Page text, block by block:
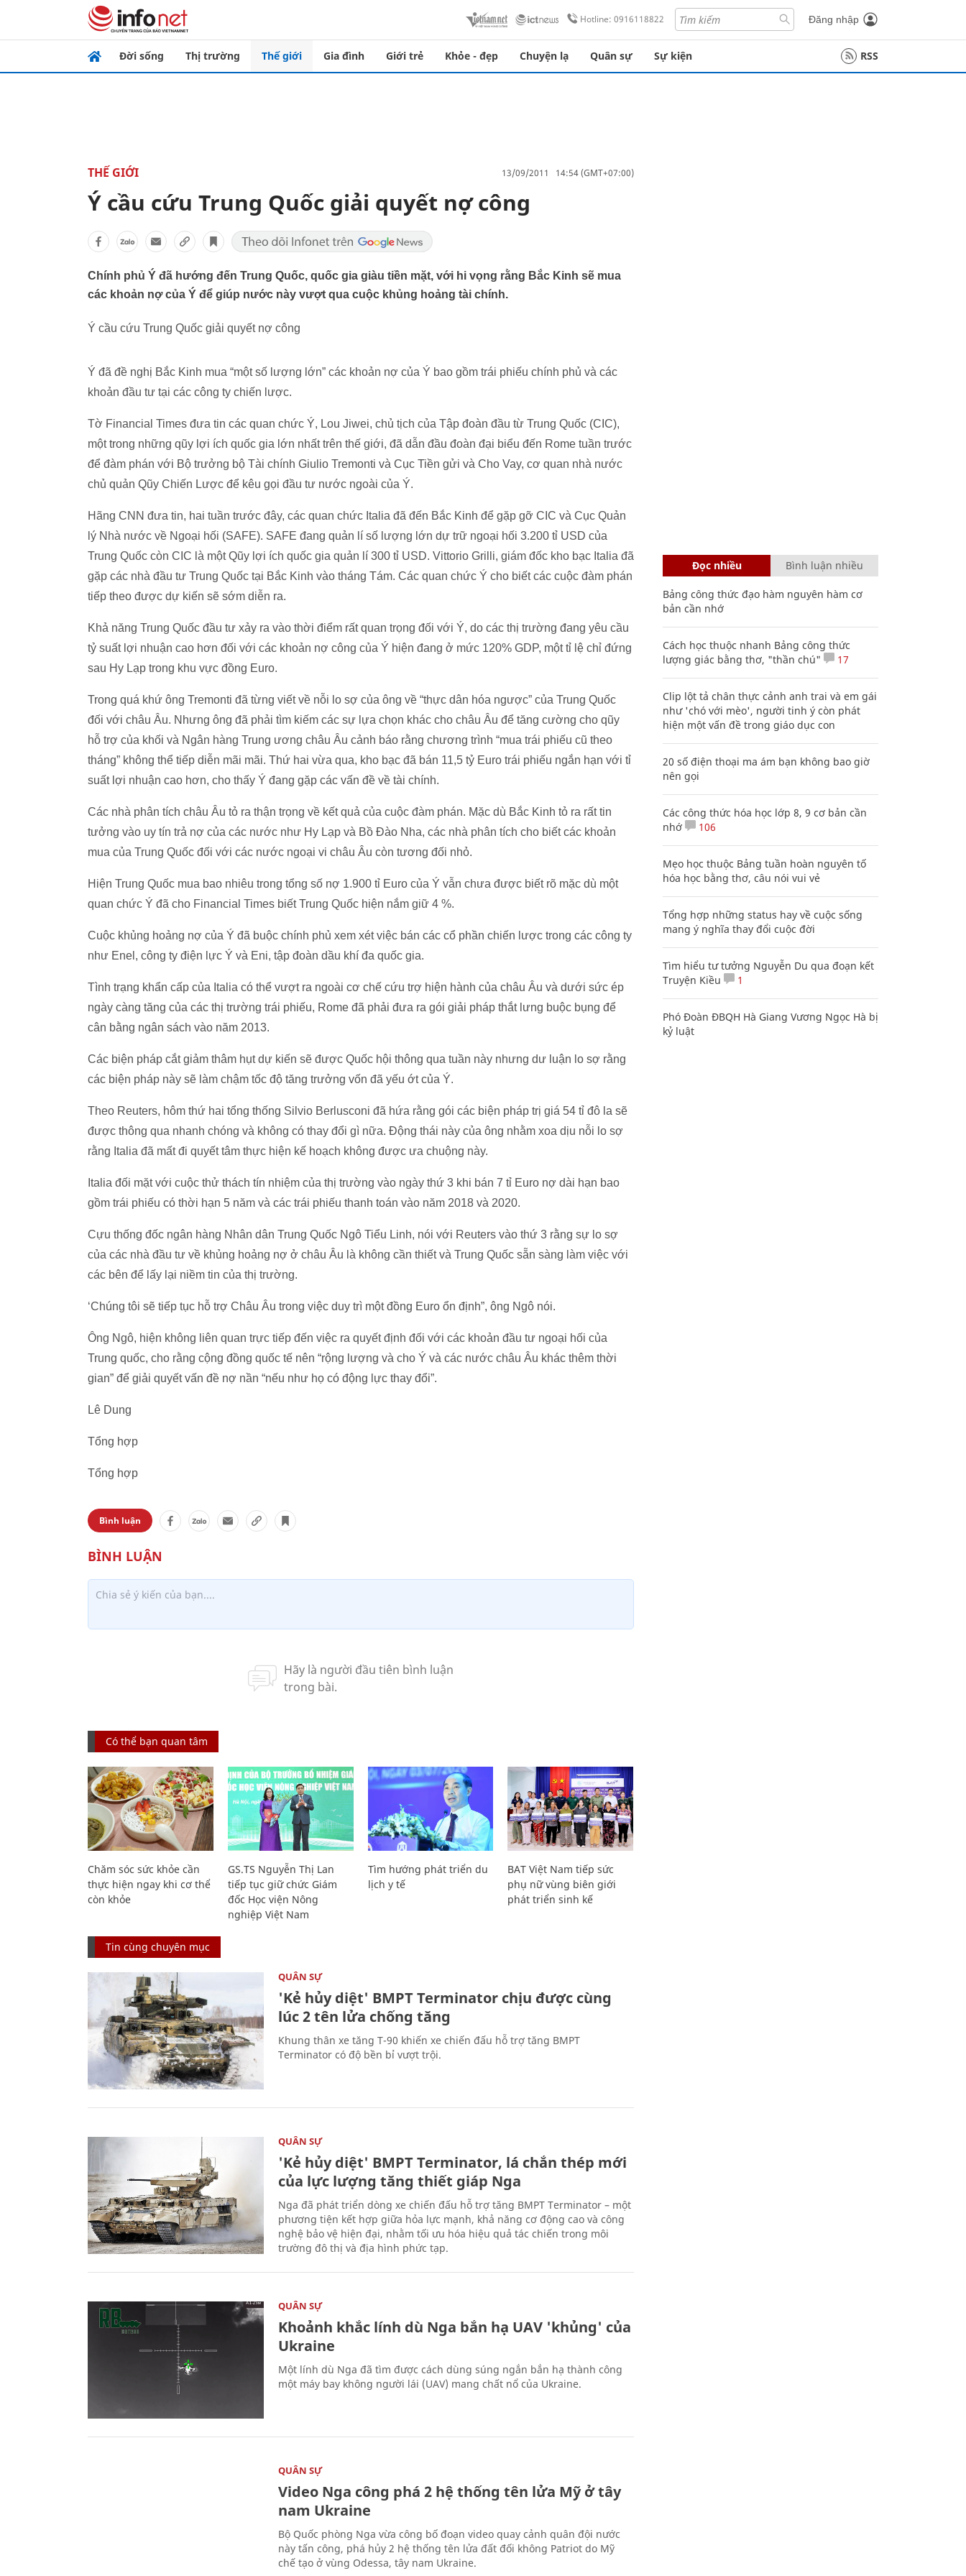
Hotline: 0916118822 Đăng nhập
Đời sống Thị trường Thế giới Gia đình Giới trẻ Khỏe - đẹp Chuyện lạ Quân sự Sự kiện RSS
THẾ GIỚI 13/09/2011 14:54 (GMT+07:00)
Ý cầu cứu Trung Quốc giải quyết nợ công
Chính phủ Ý đã hướng đến Trung Quốc, quốc gia giàu tiền mặt, với hi vọng rằng Bắc Kinh sẽ mua
các khoản nợ của Ý để giúp nước này vượt qua cuộc khủng hoảng tài chính.
Ý cầu cứu Trung Quốc giải quyết nợ công
Ý đã đề nghị Bắc Kinh mua “một số lượng lớn” các khoản nợ của Ý bao gồm trái phiếu chính phủ và các
khoản đầu tư tại các công ty chiến lược.
Tờ Financial Times đưa tin các quan chức Ý, Lou Jiwei, chủ tịch của Tập đoàn đầu từ Trung Quốc (CIC),
một trong những qũy lợi ích quốc gia lớn nhất trên thế giới, đã dẫn đầu đoàn đại biểu đến Rome tuần trước
để đàm phán với Bộ trưởng bộ Tài chính Giulio Tremonti và Cục Tiền gửi và Cho Vay, cơ quan nhà nước
chủ quản Qũy Chiến Lược để kêu gọi đầu tư nước ngoài của Ý.
Hãng CNN đưa tin, hai tuần trước đây, các quan chức Italia đã đến Bắc Kinh để gặp gỡ CIC và Cục Quản
lý Nhà nước về Ngoại hối (SAFE). SAFE đang quản lí số lượng lớn dự trữ ngoại hối 3.200 tỉ USD của
Trung Quốc còn CIC là một Qũy lợi ích quốc gia quản lí 300 tỉ USD. Vittorio Grilli, giám đốc kho bạc Italia đã
gặp các nhà đầu tư Trung Quốc tại Bắc Kinh vào tháng Tám. Các quan chức Ý cho biết các cuộc đàm phán
tiếp theo được dự kiến sẽ sớm diễn ra.
Khả năng Trung Quốc đầu tư xảy ra vào thời điểm rất quan trọng đối với Ý, do các thị trường đang yêu cầu
tỷ suất lợi nhuận cao hơn đối với các khoản nợ công của Ý hiện đang ở mức 120% GDP, một tỉ lệ chỉ đứng
sau Hy Lạp trong khu vực đồng Euro.
Trong quá khứ ông Tremonti đã từng viết về nỗi lo sợ của ông về “thực dân hóa ngược” của Trung Quốc
đối với châu Âu. Nhưng ông đã phải tìm kiếm các sự lựa chọn khác cho châu Âu để tăng cường cho qũy
hỗ trợ của khối và Ngân hàng Trung ương châu Âu cảnh báo rằng chương trình “mua trái phiếu cũ theo
tháng” không thể tiếp diễn mãi mãi. Thứ hai vừa qua, kho bạc đã bán 11,5 tỷ Euro trái phiếu ngắn hạn với tỉ
suất lợi nhuận cao hơn, cho thấy Ý đang gặp các vấn đề về tài chính.
Các nhà phân tích châu Âu tỏ ra thận trọng về kết quả của cuộc đàm phán. Mặc dù Bắc Kinh tỏ ra rất tin
tưởng vào uy tín trả nợ của các nước như Hy Lạp và Bồ Đào Nha, các nhà phân tích cho biết các khoản
mua của Trung Quốc đối với các nước ngoại vi châu Âu còn tương đối nhỏ.
Hiện Trung Quốc mua bao nhiêu trong tổng số nợ 1.900 tỉ Euro của Ý vẫn chưa được biết rõ mặc dù một
quan chức Ý đã cho Financial Times biết Trung Quốc hiện nắm giữ 4 %.
Cuộc khủng hoảng nợ của Ý đã buộc chính phủ xem xét việc bán các cổ phần chiến lược trong các công ty
như Enel, công ty điện lực Ý và Eni, tập đoàn dầu khí đa quốc gia.
Tình trạng khẩn cấp của Italia có thể vượt ra ngoài cơ chế cứu trợ hiện hành của châu Âu và dưới sức ép
ngày càng tăng của các thị trường trái phiếu, Rome đã phải đưa ra gói giải pháp thắt lưng buộc bụng để
cân bằng ngân sách vào năm 2013.
Các biện pháp cắt giảm thâm hụt dự kiến sẽ được Quốc hội thông qua tuần này nhưng dư luận lo sợ rằng
các biện pháp này sẽ làm chậm tốc độ tăng trưởng vốn đã yếu ớt của Ý.
Theo Reuters, hôm thứ hai tổng thống Silvio Berlusconi đã hứa rằng gói các biện pháp trị giá 54 tỉ đô la sẽ
được thông qua nhanh chóng và không có thay đổi gì nữa. Động thái này của ông nhằm xoa dịu nỗi lo sợ
rằng Italia đã mất đi quyết tâm thực hiện kế hoạch không được ưa chuộng này.
Italia đối mặt với cuộc thử thách tín nhiệm của thị trường vào ngày thứ 3 khi bán 7 tỉ Euro nợ dài hạn bao
gồm trái phiếu có thời hạn 5 năm và các trái phiếu thanh toán vào năm 2018 và 2020.
Cựu thống đốc ngân hàng Nhân dân Trung Quốc Ngô Tiểu Linh, nói với Reuters vào thứ 3 rằng sự lo sợ
của các nhà đầu tư về khủng hoảng nợ ở châu Âu là không cần thiết và Trung Quốc sẵn sàng làm việc với
các bên để lấy lại niềm tin của thị trường.
‘Chúng tôi sẽ tiếp tục hỗ trợ Châu Âu trong việc duy trì một đồng Euro ổn định”, ông Ngô nói.
Ông Ngô, hiện không liên quan trực tiếp đến việc ra quyết định đối với các khoản đầu tư ngoại hối của
Trung quốc, cho rằng cộng đồng quốc tế nên “rộng lượng và cho Ý và các nước châu Âu khác thêm thời
gian” để giải quyết vấn đề nợ nần “nếu như họ có động lực thay đổi”.
Lê Dung
Tổng hợp
Tổng hợp
Bình luận
Có thể bạn quan tâm
Chăm sóc sức khỏe cần
thực hiện ngay khi cơ thể
còn khỏe
GS.TS Nguyễn Thị Lan
tiếp tục giữ chức Giám
đốc Học viện Nông
nghiệp Việt Nam
Tìm hướng phát triển du
lịch y tế
BAT Việt Nam tiếp sức
phụ nữ vùng biên giới
phát triển sinh kế
Tin cùng chuyên mục
QUÂN SỰ
'Kẻ hủy diệt' BMPT Terminator chịu được cùng
lúc 2 tên lửa chống tăng
Khung thân xe tăng T-90 khiến xe chiến đấu hỗ trợ tăng BMPT
Terminator có độ bền bỉ vượt trội.
QUÂN SỰ
'Kẻ hủy diệt' BMPT Terminator, lá chắn thép mới
của lực lượng tăng thiết giáp Nga
Nga đã phát triển dòng xe chiến đấu hỗ trợ tăng BMPT Terminator – một
phương tiện kết hợp giữa hỏa lực mạnh, khả năng cơ động cao và công
nghệ bảo vệ hiện đại, nhằm tối ưu hóa hiệu quả tác chiến trong môi
trường đô thị và địa hình phức tạp.
QUÂN SỰ
Khoảnh khắc lính dù Nga bắn hạ UAV 'khủng' của
Ukraine
Một lính dù Nga đã tìm được cách dùng súng ngắn bắn hạ thành công
một máy bay không người lái (UAV) mang chất nổ của Ukraine.
QUÂN SỰ
Video Nga công phá 2 hệ thống tên lửa Mỹ ở tây
nam Ukraine
Bộ Quốc phòng Nga vừa công bố đoạn video quay cảnh quân đội nước
này tấn công, phá hủy 2 hệ thống tên lửa đất đối không Patriot do Mỹ
chế tạo ở vùng Odessa, tây nam Ukraine.
Đọc nhiều Bình luận nhiều
Bảng công thức đạo hàm nguyên hàm cơ
bản cần nhớ
Cách học thuộc nhanh Bảng công thức
lượng giác bằng thơ, "thần chú"
17
Clip lột tả chân thực cảnh anh trai và em gái
như 'chó với mèo', người tinh ý còn phát
hiện một vấn đề trong giáo dục con
20 số điện thoại ma ám bạn không bao giờ
nên gọi
Các công thức hóa học lớp 8, 9 cơ bản cần
nhớ
106
Mẹo học thuộc Bảng tuần hoàn nguyên tố
hóa học bằng thơ, câu nói vui vẻ
Tổng hợp những status hay về cuộc sống
mang ý nghĩa thay đổi cuộc đời
Tìm hiểu tư tưởng Nguyễn Du qua đoạn kết
Truyện Kiều
1
Phó Đoàn ĐBQH Hà Giang Vương Ngọc Hà bị
kỷ luật